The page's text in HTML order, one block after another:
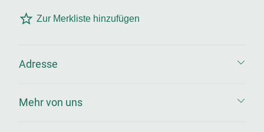
Zur Merkliste hinzufügen
Adresse
Mehr von uns